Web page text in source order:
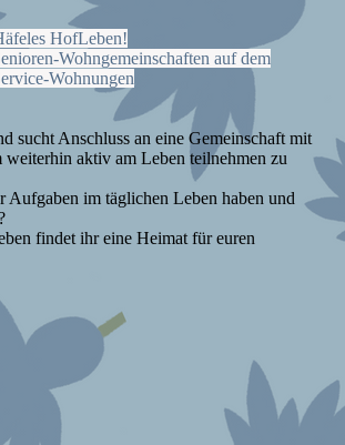
HofLeben!
Wohngemeinschaften auf dem
Wohnungen
sucht Anschluss an eine Gemeinschaft mit
weiterhin aktiv am Leben teilnehmen zu
Aufgaben im täglichen Leben haben und
findet ihr eine Heimat für euren